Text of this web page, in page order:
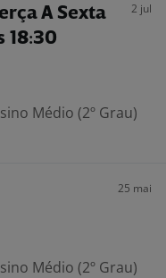
A Sexta
18:30
2 jul
Médio (2º Grau)
25 mai
Médio (2º Grau)